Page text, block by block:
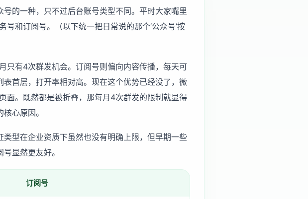
的一种，只不过后台账号类型不同。平时大家嘴里
号和订阅号。（以下统一把日常说的那个‘公众号’按
只有4次群发机会。订阅号则偏向内容传播，每天可
首层，打开率相对高。现在这个优势已经没了，微
面。既然都是被折叠，那每月4次群发的限制就显得
心原因。
型在企业资质下虽然也没有明确上限，但早期一些
显然更友好。
订阅号